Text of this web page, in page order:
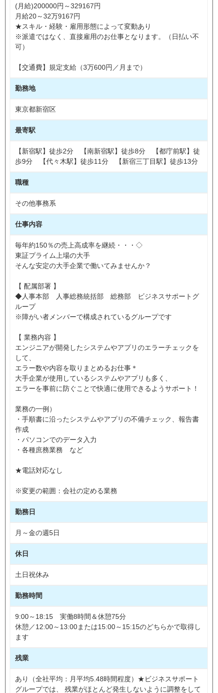
(月給)200000円～329167円
月給20～32万9167円
★スキル・経験・雇用形態によって変動あり
※派遣ではなく、直接雇用のお仕事となります。（日払い不
可）
【交通費】規定支給（3万600円／月まで）
勤務地
東京都新宿区
最寄駅
【新宿駅】徒歩2分 【南新宿駅】徒歩8分 【都庁前駅】徒
歩9分 【代々木駅】徒歩11分 【新宿三丁目駅】徒歩13分
職種
その他事務系
仕事内容
毎年約150％の売上高成率を継続・・・◇
東証プライム上場の大手
そんな安定の大手企業で働いてみませんか？
【 配属部署 】
◆人事本部 人事総務統括部 総務部 ビジネスサポートグ
ループ
※障がい者メンバーで構成されているグループです
【 業務内容 】
エンジニアが開発したシステムやアプリのエラーチェックを
して、
エラー数や内容を取りまとめるお仕事＊
大手企業が使用しているシステムやアプリも多く、
エラーを事前に防ぐことで快適に使用できるようサポート！
業務の一例）
・手順書に沿ったシステムやアプリの不備チェック、報告書
作成
・パソコンでのデータ入力
・各種庶務業務 など
★電話対応なし
※変更の範囲：会社の定める業務
勤務日
月～金の週5日
休日
土日祝休み
勤務時間
9:00～18:15 実働8時間＆休憩75分
休憩／12:00～13:00または15:00～15:15のどちらかで取得し
ます
残業
あり（全社平均：月平均5.48時間程度）★ビジネスサポート
グループでは、 残業がほとんど発生しないように調整をして